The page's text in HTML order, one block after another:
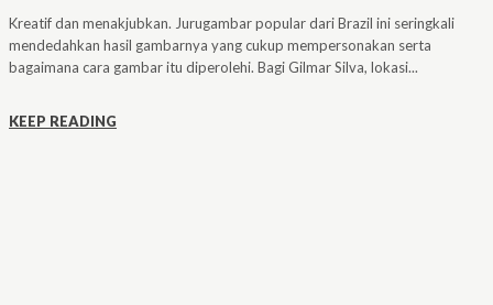
Kreatif dan menakjubkan. Jurugambar popular dari Brazil ini seringkali
mendedahkan hasil gambarnya yang cukup mempersonakan serta
bagaimana cara gambar itu diperolehi. Bagi Gilmar Silva, lokasi...
KEEP READING